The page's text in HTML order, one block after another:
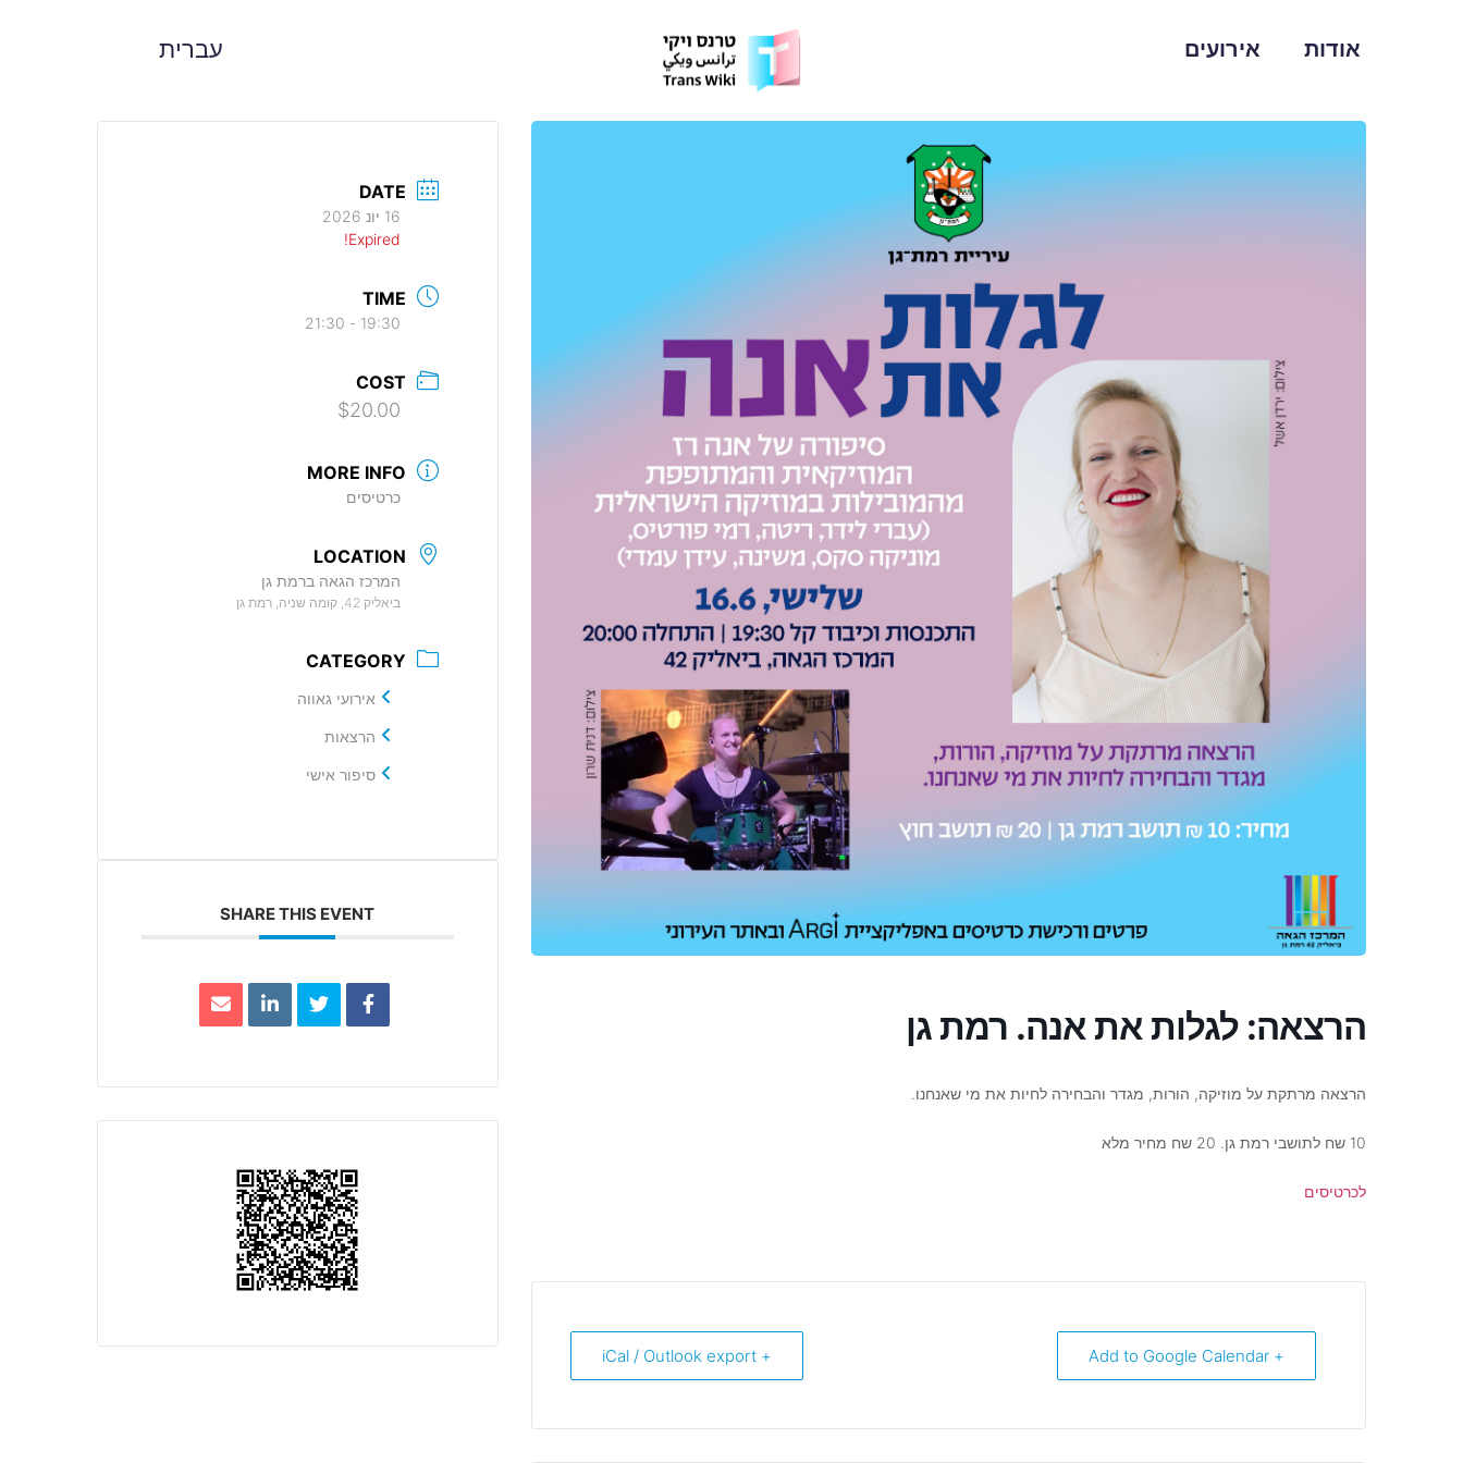
אודות אירועים עברית
הרצאה: לגלות את אנה. רמת גן
הרצאה מרתקת על מוזיקה, הורות, מגדר והבחירה לחיות את מי שאנחנו.
10 שח לתושבי רמת גן. 20 שח מחיר מלא
לכרטיסים
+ Add to Google Calendar
+ iCal / Outlook export
DATE
16 יונ 2026
Expired!
TIME
19:30 - 21:30
COST
$20.00
MORE INFO
כרטיסים
LOCATION
המרכז הגאה ברמת גן
ביאליק 42, קומה שניה, רמת גן
CATEGORY
אירועי גאווה
הרצאות
סיפור אישי
SHARE THIS EVENT